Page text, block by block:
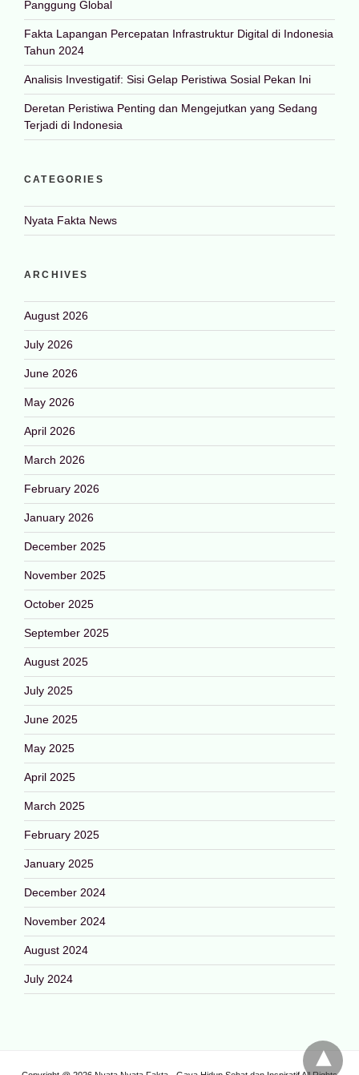
Panggung Global
Fakta Lapangan Percepatan Infrastruktur Digital di Indonesia
Tahun 2024
Analisis Investigatif: Sisi Gelap Peristiwa Sosial Pekan Ini
Deretan Peristiwa Penting dan Mengejutkan yang Sedang
Terjadi di Indonesia
CATEGORIES
Nyata Fakta News
ARCHIVES
August 2026
July 2026
June 2026
May 2026
April 2026
March 2026
February 2026
January 2026
December 2025
November 2025
October 2025
September 2025
August 2025
July 2025
June 2025
May 2025
April 2025
March 2025
February 2025
January 2025
December 2024
November 2024
August 2024
July 2024